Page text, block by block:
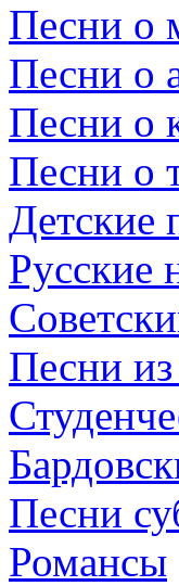
Песни о
Песни о
Песни о
Песни о
Детские
Русские
Песни
Песни
Романсы